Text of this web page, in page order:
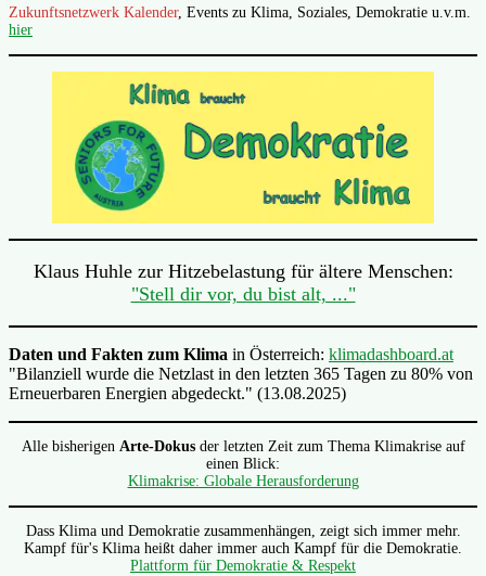
Zukunftsnetzwerk Kalender, Events zu Klima, Soziales, Demokratie u.v.m.
hier
Klaus Huhle zur Hitzebelastung für ältere Menschen:
"Stell dir vor, du bist alt, ..."
Daten und Fakten zum Klima in Österreich: klimadashboard.at
"Bilanziell wurde die Netzlast in den letzten 365 Tagen zu 80% von
Erneuerbaren Energien abgedeckt." (13.08.2025)
Alle bisherigen Arte-Dokusder letzten Zeit zum Thema Klimakrise auf
einen Blick:
Klimakrise: Globale Herausforderung
Dass Klima und Demokratie zusammenhängen, zeigt sich immer mehr.
Kampf für's Klima heißt daher immer auch Kampf für die Demokratie.
Plattform für Demokratie & Respekt